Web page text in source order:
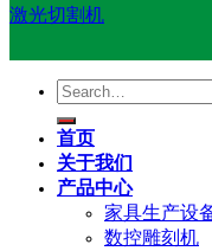
激光切割机
Search
首页
关于我们
产品中心
家具生产设
数控雕刻机